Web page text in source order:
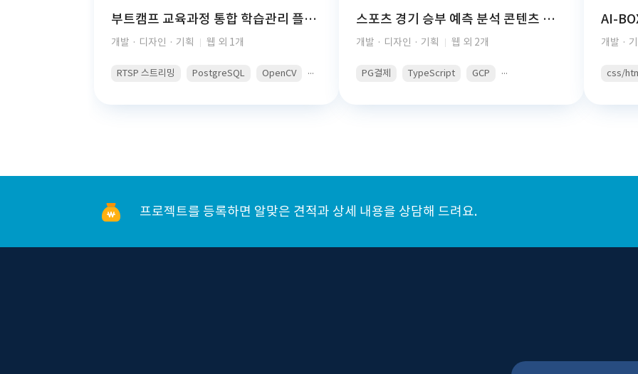
부트캠프 교육과정 통합 학습관리 플랫폼(React, TypeScript, FastAPI, PostgreSQL, AWS S3, JWT Auth, PDF Viewer)
개발 · 디자인 · 기획 웹 외 1개
RTSP 스트리밍 PostgreSQL OpenCV ...
스포츠 경기 승부 예측 분석 콘텐츠 구독 플랫폼(React, TypeScript, FastAPI, PostgreSQL, GCP, PG결제, REST API)
개발 · 디자인 · 기획 웹 외 2개
PG결제 TypeScript GCP ...
개발 ·
css/
프로젝트를 등록하면 알맞은 견적과 상세 내용을 상담해 드려요.